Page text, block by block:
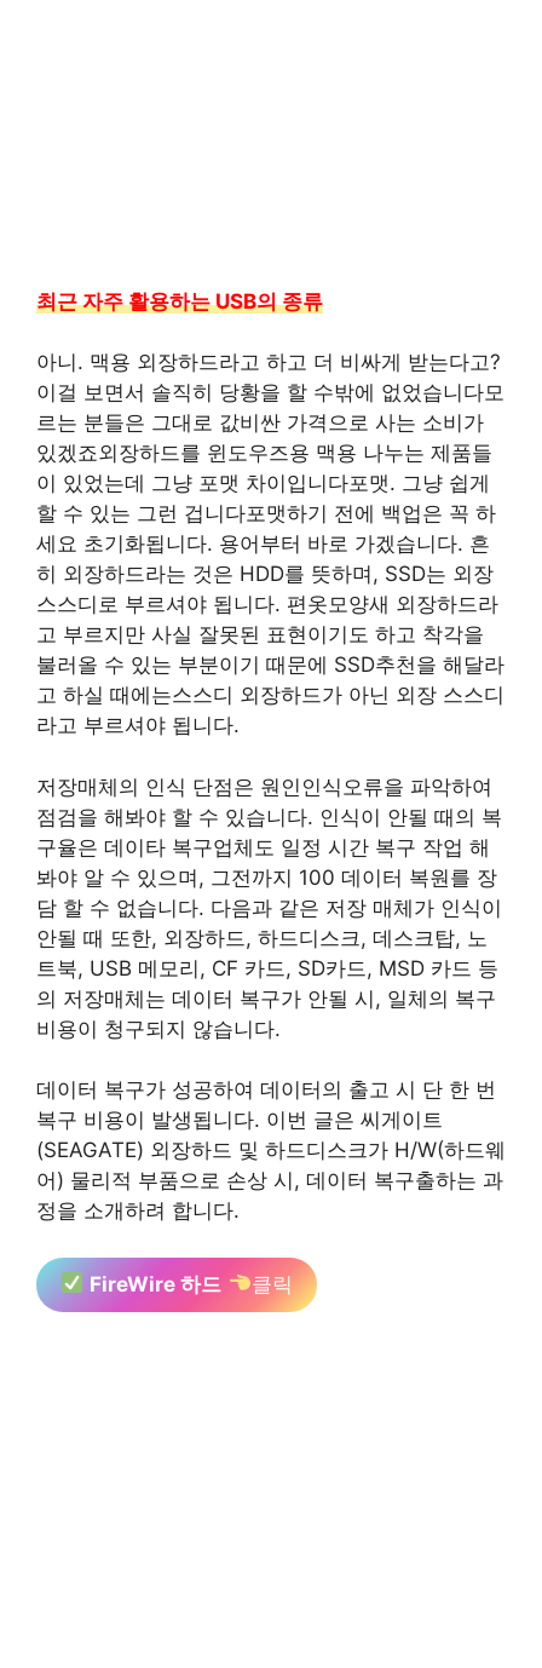
최근 자주 활용하는 USB의 종류
아니. 맥용 외장하드라고 하고 더 비싸게 받는다고?
이걸 보면서 솔직히 당황을 할 수밖에 없었습니다모
르는 분들은 그대로 값비싼 가격으로 사는 소비가
있겠죠외장하드를 윈도우즈용 맥용 나누는 제품들
이 있었는데 그냥 포맷 차이입니다포맷. 그냥 쉽게
할 수 있는 그런 겁니다포맷하기 전에 백업은 꼭 하
세요 초기화됩니다. 용어부터 바로 가겠습니다. 흔
히 외장하드라는 것은 HDD를 뜻하며, SSD는 외장
스스디로 부르셔야 됩니다. 편옷모양새 외장하드라
고 부르지만 사실 잘못된 표현이기도 하고 착각을
불러올 수 있는 부분이기 때문에 SSD추천을 해달라
고 하실 때에는스스디 외장하드가 아닌 외장 스스디
라고 부르셔야 됩니다.
저장매체의 인식 단점은 원인인식오류을 파악하여
점검을 해봐야 할 수 있습니다. 인식이 안될 때의 복
구율은 데이타 복구업체도 일정 시간 복구 작업 해
봐야 알 수 있으며, 그전까지 100 데이터 복원를 장
담 할 수 없습니다. 다음과 같은 저장 매체가 인식이
안될 때 또한, 외장하드, 하드디스크, 데스크탑, 노
트북, USB 메모리, CF 카드, SD카드, MSD 카드 등
의 저장매체는 데이터 복구가 안될 시, 일체의 복구
비용이 청구되지 않습니다.
데이터 복구가 성공하여 데이터의 출고 시 단 한 번
복구 비용이 발생됩니다. 이번 글은 씨게이트
(SEAGATE) 외장하드 및 하드디스크가 H/W(하드웨
어) 물리적 부품으로 손상 시, 데이터 복구출하는 과
정을 소개하려 합니다.
FireWire 하드 클릭